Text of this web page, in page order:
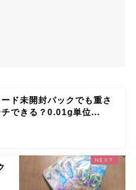
ード未開封パックでも重さ
チできる？0.01g単位...